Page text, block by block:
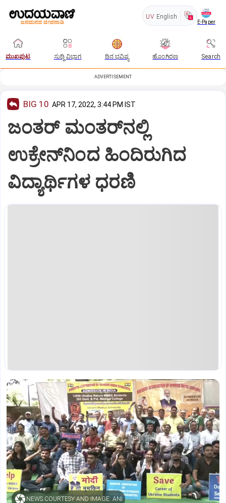
UV English
E-Paper
ಮುಖಪುಟ ಸುದ್ದಿ ವಿಭಾಗ ದಿನ ಭವಿಷ್ಯ ಹೊಂಗಿರಣ Search
ADVERTISEMENT
BIG 10 APR 17, 2022, 3:44 PM IST
ಜಂತರ್ ಮಂತರ್‌ನಲ್ಲಿ
ಉಕ್ರೇನ್‌ನಿಂದ ಹಿಂದಿರುಗಿದ
ವಿದ್ಯಾರ್ಥಿಗಳ ಧರಣಿ
NEWS COURTESY AND IMAGE: ANI